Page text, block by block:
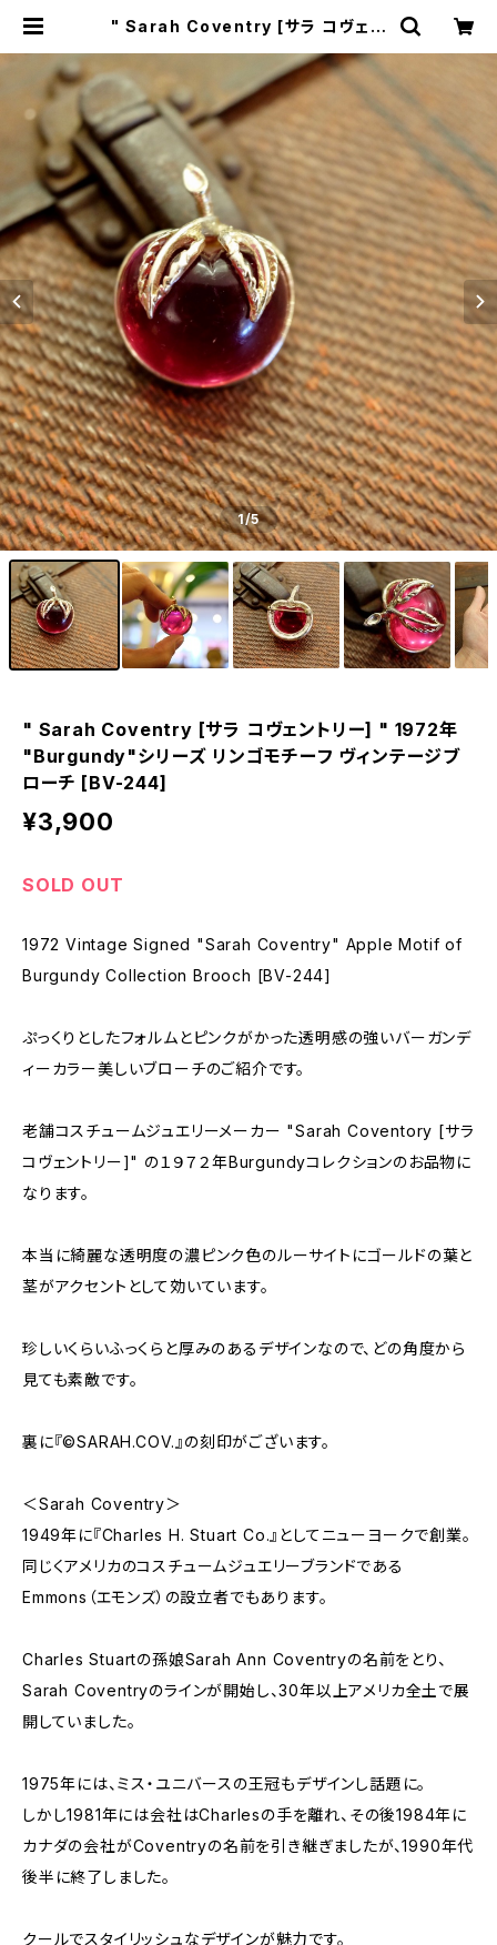
" Sarah Coventry [サラ コヴェン
ーズ リンゴモチーフ ヴィンテージブ
ローチ [BV-244] | miñangos we
b shop
1/5
" Sarah Coventry [サラ コヴェントリー] " 1972年
"Burgundy"シリーズ リンゴモチーフ ヴィンテージブ
ローチ [BV-244]
¥3,900
SOLD OUT
1972 Vintage Signed "Sarah Coventry" Apple Motif of
Burgundy Collection Brooch [BV-244]
ぷっくりとしたフォルムとピンクがかった透明感の強いバーガンデ
ィーカラー美しいブローチのご紹介です。
老舗コスチュームジュエリーメーカー "Sarah Coventory [サラ
コヴェントリー]" の１９７２年Burgundyコレクションのお品物に
なります。
本当に綺麗な透明度の濃ピンク色のルーサイトにゴールドの葉と
茎がアクセントとして効いています。
珍しいくらいふっくらと厚みのあるデザインなので、どの角度から
見ても素敵です。
裏に『©SARAH.COV.』の刻印がございます。
＜Sarah Coventry＞
1949年に『Charles H. Stuart Co.』としてニューヨークで創業。
同じくアメリカのコスチュームジュエリーブランドである
Emmons（エモンズ）の設立者でもあります。
Charles Stuartの孫娘Sarah Ann Coventryの名前をとり、
Sarah Coventryのラインが開始し、30年以上アメリカ全土で展
開していました。
1975年には、ミス・ユニバースの王冠もデザインし話題に。
しかし1981年には会社はCharlesの手を離れ、その後1984年に
カナダの会社がCoventryの名前を引き継ぎましたが、1990年代
後半に終了しました。
クールでスタイリッシュなデザインが魅力です。